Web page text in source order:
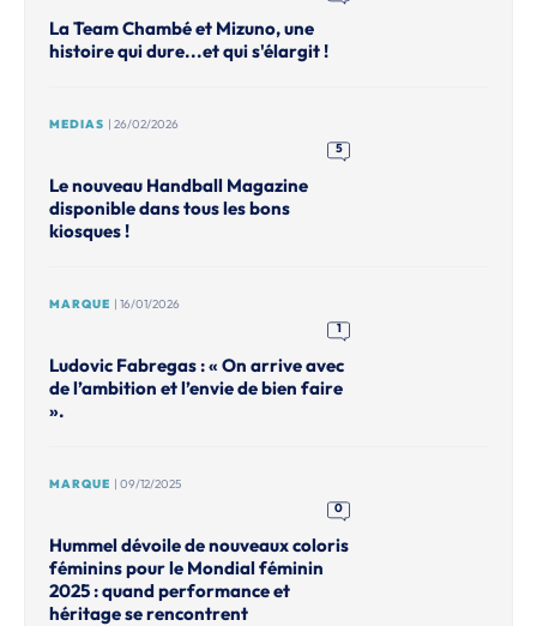
La Team Chambé et Mizuno, une
histoire qui dure...et qui s'élargit !
MEDIAS | 26/02/2026
5
Le nouveau Handball Magazine
disponible dans tous les bons
kiosques !
MARQUE | 16/01/2026
1
Ludovic Fabregas : « On arrive avec
de l’ambition et l’envie de bien faire
».
MARQUE | 09/12/2025
0
Hummel dévoile de nouveaux coloris
féminins pour le Mondial féminin
2025 : quand performance et
héritage se rencontrent